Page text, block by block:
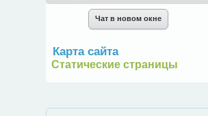
Карта сайта
Статические страницы